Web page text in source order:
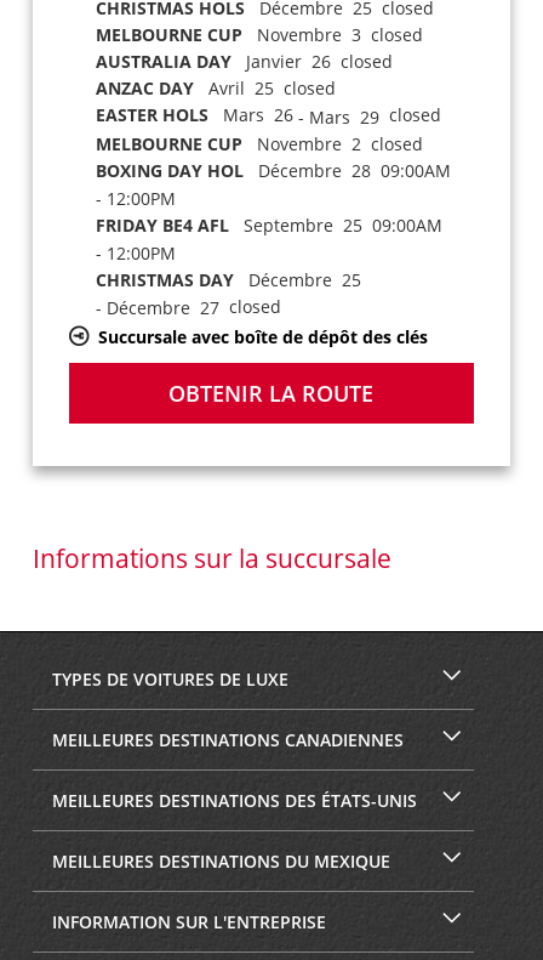
CHRISTMAS HOLS Décembre 25 closed
MELBOURNE CUP Novembre 3 closed
AUSTRALIA DAYJanvier 26 closed
ANZAC DAYAvril 25 closed
EASTER HOLS Mars 26 - Mars 29closed
MELBOURNE CUP Novembre 2 closed
BOXING DAY HOLDécembre 28 09:00AM
- 12:00PM
FRIDAY BE4 AFLSeptembre 25 09:00AM
- 12:00PM
CHRISTMAS DAYDécembre 25
- Décembre 27closed
Succursale avec boîte de dépôt des clés
OBTENIR LA ROUTE
Informations sur la succursale
TYPES DE VOITURES DE LUXE
MEILLEURES DESTINATIONS CANADIENNES
MEILLEURES DESTINATIONS DES ÉTATS-UNIS
MEILLEURES DESTINATIONS DU MEXIQUE
INFORMATION SUR L'ENTREPRISE